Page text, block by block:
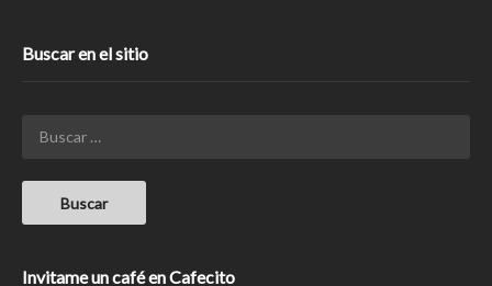
Buscar en el sitio
Invitame un café en Cafecito